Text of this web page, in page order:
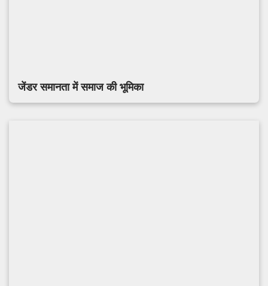
जेंडर समानता में समाज की भूमिका